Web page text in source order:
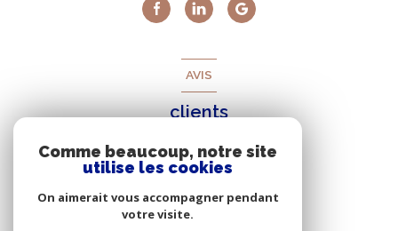
AVIS
clients
Comme beaucoup, notre site
utilise les cookies
On aimerait vous accompagner pendant
votre visite.